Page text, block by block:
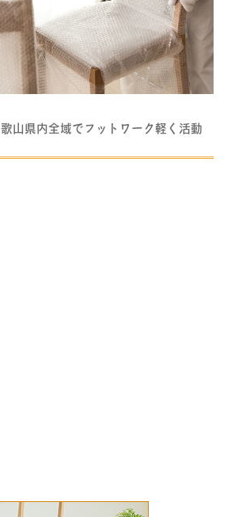
山県内全域でフットワーク軽く活動